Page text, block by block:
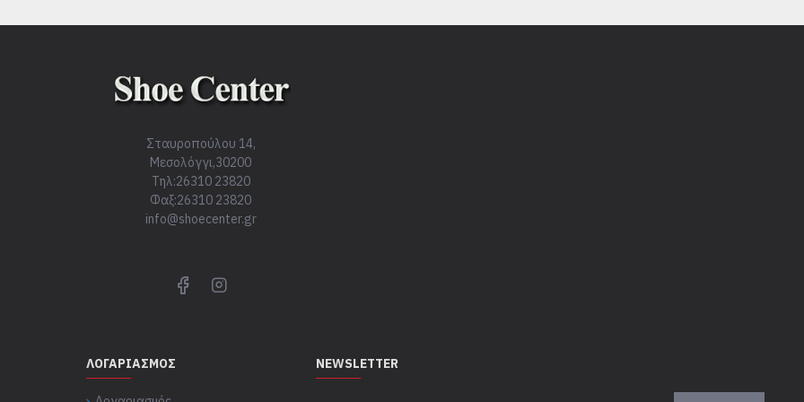
Σταυροπούλου 14,
Μεσολόγγι,30200
Τηλ:26310 23820
Φαξ:26310 23820
info@shoecenter.gr
ΛΟΓΑΡΙΑΣΜΌΣ NEWSLETTER